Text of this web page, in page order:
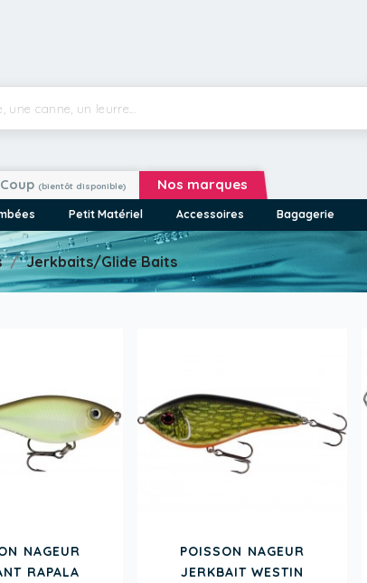
Coup (bientôt disponible) Nos marques
Petit Matériel Accessoires Bagagerie
Jerkbaits/Glide Baits
NAGEUR
RAPALA
POISSON NAGEUR
JERKBAIT WESTIN